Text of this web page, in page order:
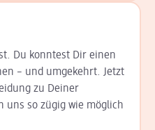
Du konntest Dir einen
– und umgekehrt. Jetzt
zu Deiner
uns so zügig wie möglich